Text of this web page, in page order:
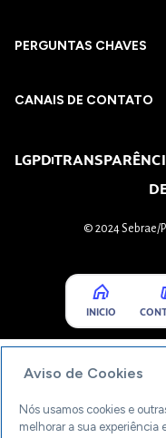
PERGUNTAS CHAVES​
CANAIS DE CONTATO
LGPD
© 2024 Sebrae/
INICIO
Aviso de Cookies
Nós usamos cookies e
melhorar a sua experiência